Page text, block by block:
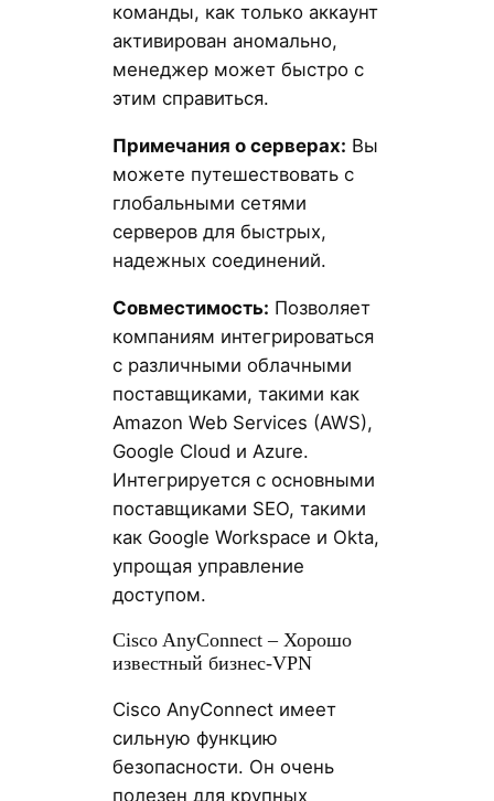
команды, как только аккаунт
активирован аномально,
менеджер может быстро с
этим справиться.
Примечания о серверах: Вы
можете путешествовать с
глобальными сетями
серверов для быстрых,
надежных соединений.
Совместимость: Позволяет
компаниям интегрироваться
с различными облачными
поставщиками, такими как
Amazon Web Services (AWS),
Google Cloud и Azure.
Интегрируется с основными
поставщиками SEO, такими
как Google Workspace и Okta,
упрощая управление
доступом.
Cisco AnyConnect – Хорошо
известный бизнес-VPN
Cisco AnyConnect имеет
сильную функцию
безопасности. Он очень
полезен для крупных